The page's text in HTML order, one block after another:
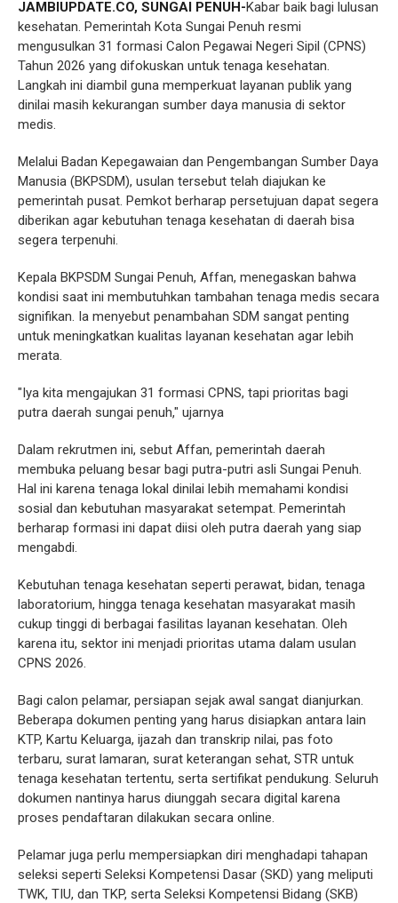
JAMBIUPDATE.CO, SUNGAI PENUH-Kabar baik bagi lulusan
kesehatan. Pemerintah Kota Sungai Penuh resmi
mengusulkan 31 formasi Calon Pegawai Negeri Sipil (CPNS)
Tahun 2026 yang difokuskan untuk tenaga kesehatan.
Langkah ini diambil guna memperkuat layanan publik yang
dinilai masih kekurangan sumber daya manusia di sektor
medis.
Melalui Badan Kepegawaian dan Pengembangan Sumber Daya
Manusia (BKPSDM), usulan tersebut telah diajukan ke
pemerintah pusat. Pemkot berharap persetujuan dapat segera
diberikan agar kebutuhan tenaga kesehatan di daerah bisa
segera terpenuhi.
Kepala BKPSDM Sungai Penuh, Affan, menegaskan bahwa
kondisi saat ini membutuhkan tambahan tenaga medis secara
signifikan. Ia menyebut penambahan SDM sangat penting
untuk meningkatkan kualitas layanan kesehatan agar lebih
merata.
"Iya kita mengajukan 31 formasi CPNS, tapi prioritas bagi
putra daerah sungai penuh," ujarnya
Dalam rekrutmen ini, sebut Affan, pemerintah daerah
membuka peluang besar bagi putra-putri asli Sungai Penuh.
Hal ini karena tenaga lokal dinilai lebih memahami kondisi
sosial dan kebutuhan masyarakat setempat. Pemerintah
berharap formasi ini dapat diisi oleh putra daerah yang siap
mengabdi.
Kebutuhan tenaga kesehatan seperti perawat, bidan, tenaga
laboratorium, hingga tenaga kesehatan masyarakat masih
cukup tinggi di berbagai fasilitas layanan kesehatan. Oleh
karena itu, sektor ini menjadi prioritas utama dalam usulan
CPNS 2026.
Bagi calon pelamar, persiapan sejak awal sangat dianjurkan.
Beberapa dokumen penting yang harus disiapkan antara lain
KTP, Kartu Keluarga, ijazah dan transkrip nilai, pas foto
terbaru, surat lamaran, surat keterangan sehat, STR untuk
tenaga kesehatan tertentu, serta sertifikat pendukung. Seluruh
dokumen nantinya harus diunggah secara digital karena
proses pendaftaran dilakukan secara online.
Pelamar juga perlu mempersiapkan diri menghadapi tahapan
seleksi seperti Seleksi Kompetensi Dasar (SKD) yang meliputi
TWK, TIU, dan TKP, serta Seleksi Kompetensi Bidang (SKB)